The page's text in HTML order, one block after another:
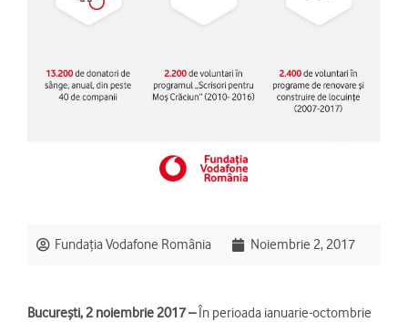
Fundația Vodafone România Noiembrie 2, 2017
București, 2 noiembrie 2017 –În perioada ianuarie-octombrie